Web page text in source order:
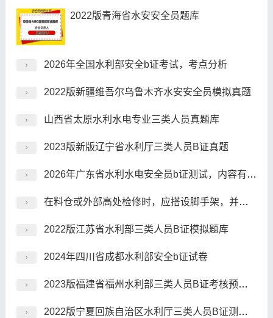
2022版青海省水安安全员题库
2026年全国水利部安全b证考试，考点分析
2022版新疆维吾尔乌鲁木齐水安安全员模拟真题
山西省太原水利水电专业三类人员真题库
2023版新版辽宁省水利厅三类人员B证真题
2026年广东省水利水电安全员b证测试，内容有哪些？
在料仓或外部高处检修时，应搭设脚手架，并应遵守()的有关规定。
2022版江苏省水利部三类人员B证模拟题库
2024年四川省成都水利部安全b证试卷
2023版福建省福州水利部三类人员B证考核预习题
2022版宁夏回族自治区水利厅三类人员B证测试预习题